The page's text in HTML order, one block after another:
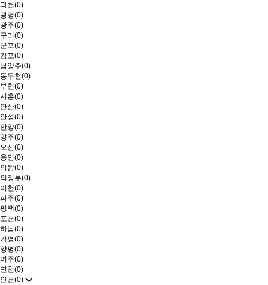
과천(0)
광명(0)
광주(0)
구리(0)
군포(0)
김포(0)
남양주(0)
동두천(0)
부천(0)
시흥(0)
안산(0)
안성(0)
안양(0)
양주(0)
오산(0)
용인(0)
의왕(0)
의정부(0)
이천(0)
파주(0)
평택(0)
포천(0)
하남(0)
가평(0)
양평(0)
여주(0)
연천(0)
인천(0)